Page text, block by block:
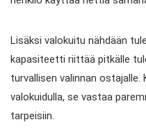
Lisäksi valokuitu nähdään
kapasiteetti riittää pitkälle
turvallisen valinnan
valokuidulla, se vastaa
tarpeisiin.